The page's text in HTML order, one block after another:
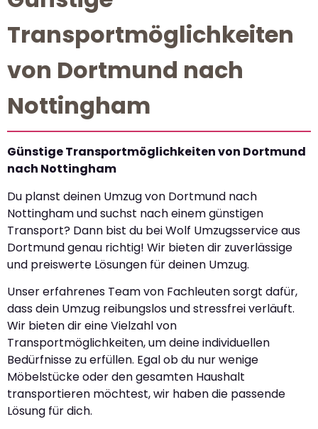
Transportmöglichkeiten
von Dortmund nach
Nottingham
Günstige Transportmöglichkeiten von Dortmund
nach Nottingham
Du planst deinen Umzug von Dortmund nach
Nottingham und suchst nach einem günstigen
Transport? Dann bist du bei Wolf Umzugsservice aus
Dortmund genau richtig! Wir bieten dir zuverlässige
und preiswerte Lösungen für deinen Umzug.
Unser erfahrenes Team von Fachleuten sorgt dafür,
dass dein Umzug reibungslos und stressfrei verläuft.
Wir bieten dir eine Vielzahl von
Transportmöglichkeiten, um deine individuellen
Bedürfnisse zu erfüllen. Egal ob du nur wenige
Möbelstücke oder den gesamten Haushalt
transportieren möchtest, wir haben die passende
Lösung für dich.